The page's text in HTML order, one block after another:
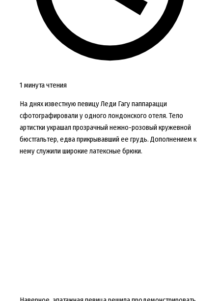
1 минута чтения
На днях известную певицу Леди Гагу паппарацци
сфотографировали у одного лондонского отеля. Тело
артистки украшал прозрачный нежно-розовый кружевной
бюстгальтер, едва прикрывавший ее грудь. Дополнением к
нему служили широкие латексные брюки.